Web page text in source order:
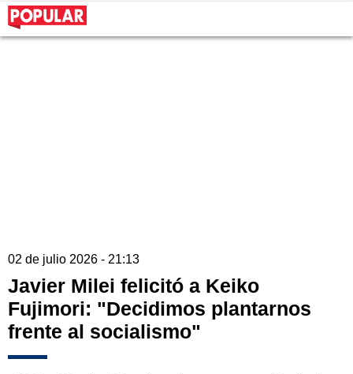
02 de julio 2026 - 21:13
Javier Milei felicitó a Keiko
Fujimori: "Decidimos plantarnos
frente al socialismo"